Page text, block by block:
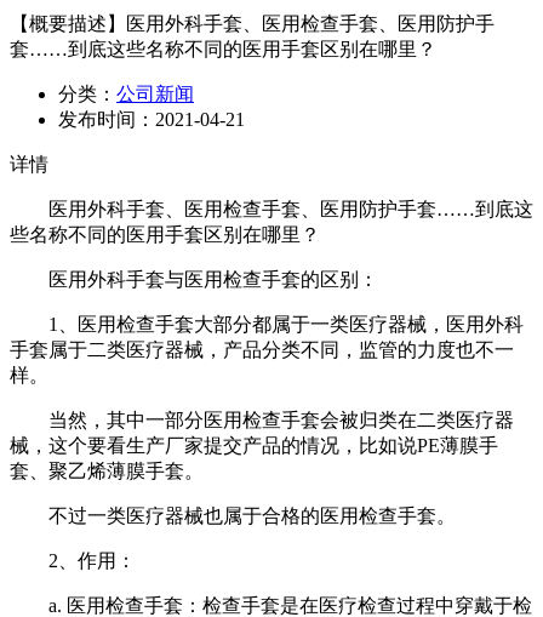
【概要描述】
医用外科手套、医用检查手套、医用防护手
套……到底这些名称不同的医用手套区别在哪里？
分类： 公司新闻
发布时间： 2021-04-21
详情
医用外科手套、医用检查手套、医用防护手套……到底这
些名称不同的医用手套区别在哪里？
医用外科手套与医用检查手套的区别：
1、医用检查手套大部分都属于一类医疗器械，医用外科
手套属于二类医疗器械，产品分类不同，监管的力度也不一
样。
当然，其中一部分医用检查手套会被归类在二类医疗器
械，这个要看生产厂家提交产品的情况，比如说PE薄膜手
套、聚乙烯薄膜手套。
不过一类医疗器械也属于合格的医用检查手套。
2、作用：
a. 医用检查手套：检查手套是在医疗检查过程中穿戴于检